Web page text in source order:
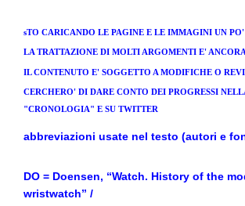
sTO CARICANDO LE PAGINE E LE IMMAGINI UN PO'
LA TRATTAZIONE DI MOLTI ARGOMENTI E'
IL CONTENUTO E' SOGGETTO A MODIFICHE O
CERCHERO' DI DARE CONTO DEI PROGRESSI
"CRONOLOGIA" E SU TWITTER
abbreviazioni usate nel testo (autori e
DO = Doensen, “Watch. History of the
wristwatch” /